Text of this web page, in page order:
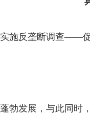
施反垄断调查——
勃发展，与此同时